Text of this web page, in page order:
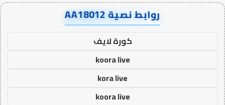
روابط نصية AA18012
كورة لايف
koora live
kora live
koora live